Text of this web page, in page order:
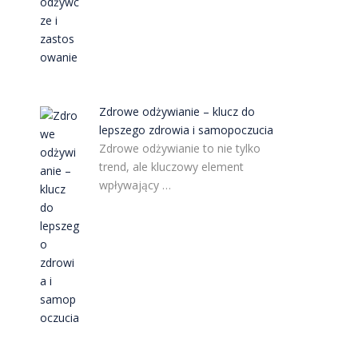
Zdrowe odżywianie – klucz do
lepszego zdrowia i samopoczucia
Zdrowe odżywianie to nie tylko
trend, ale kluczowy element
wpływający …